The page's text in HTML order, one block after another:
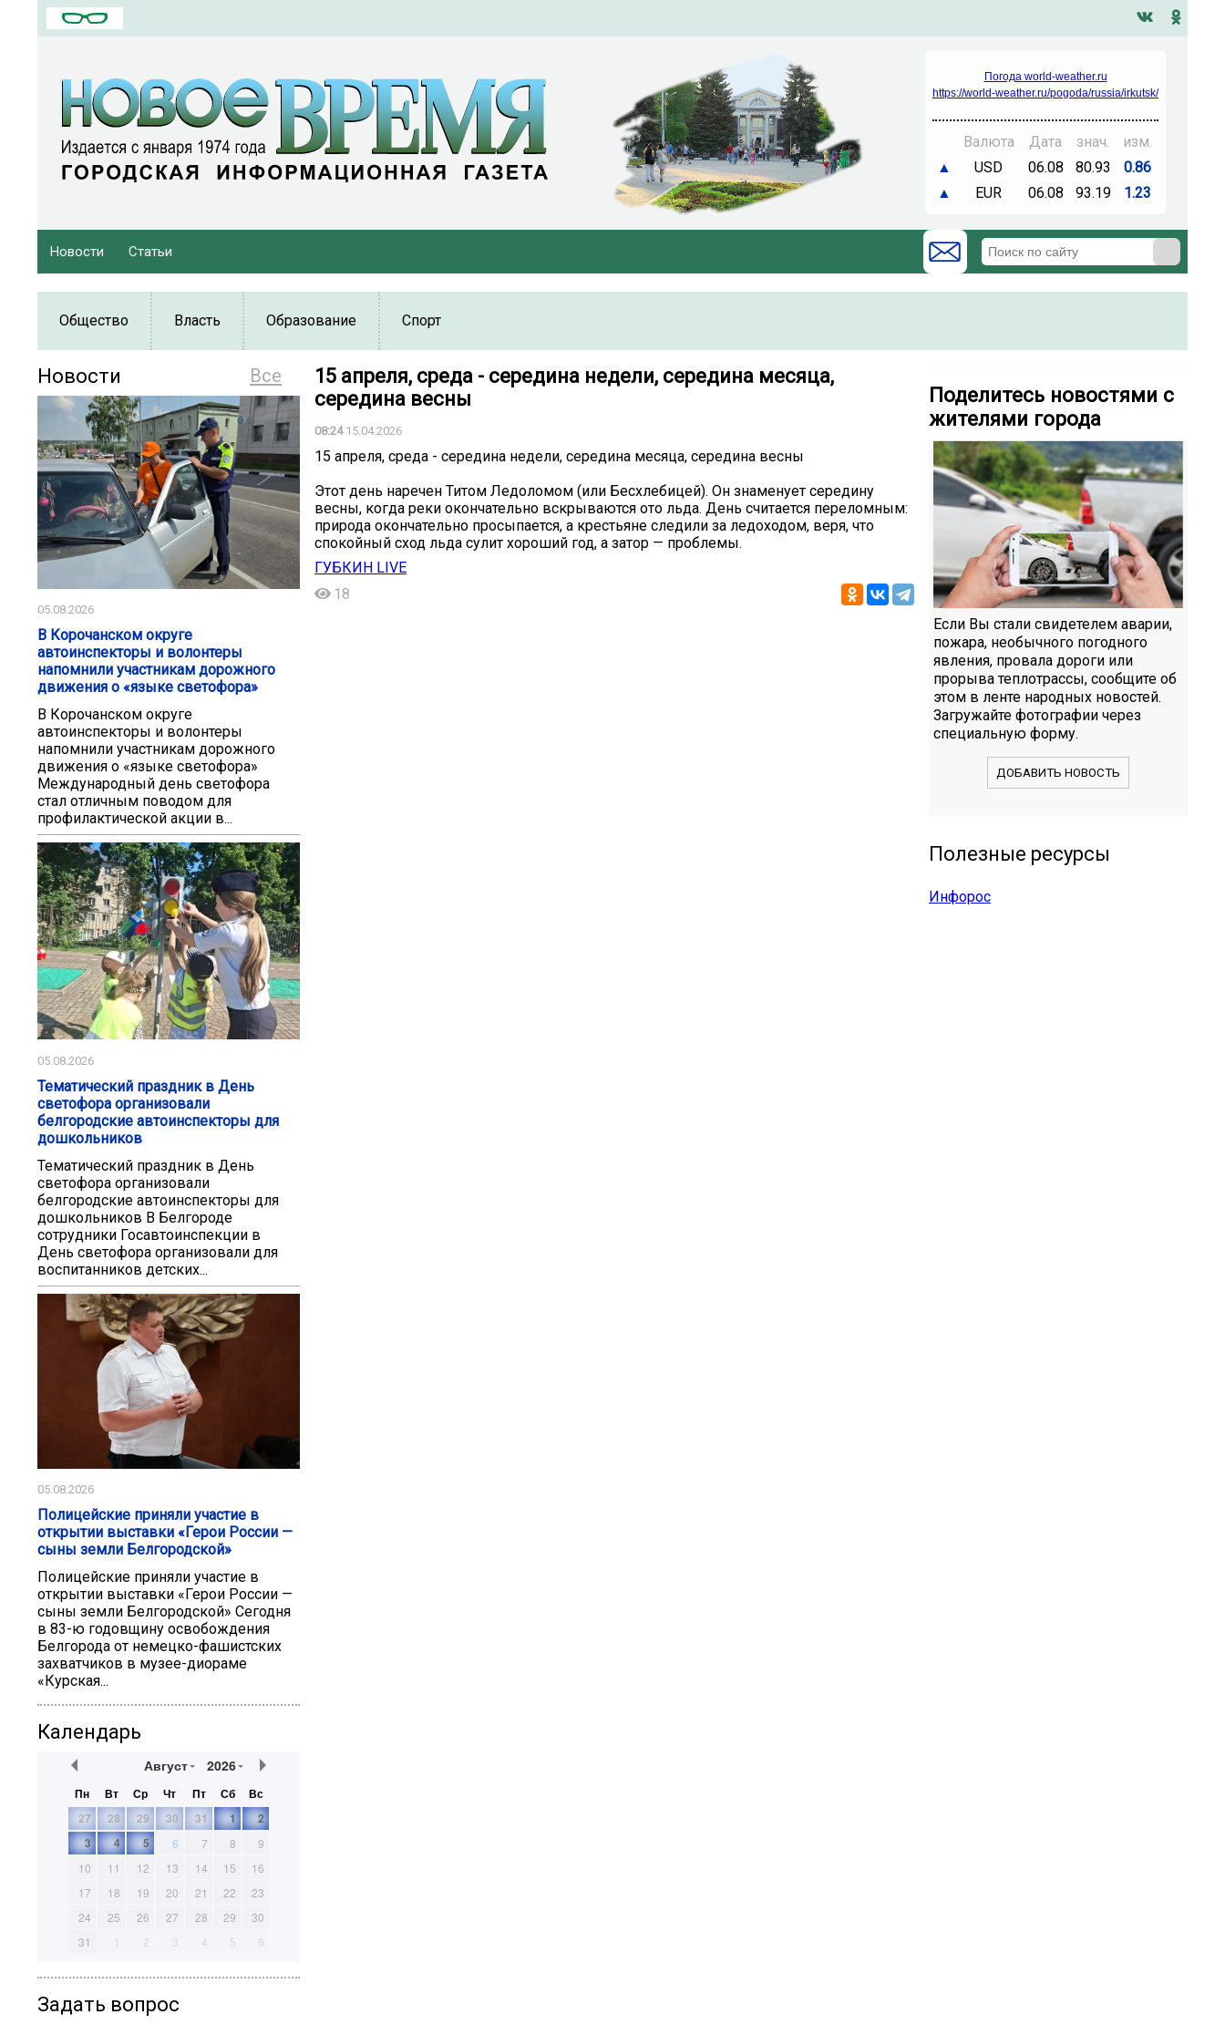
Погода world-weather.ru
https://world-weather.ru/pogoda/russia/irkutsk/
Валюта Дата знач.
изм.
▲
USD 06.08 80.93
0.86
▲
EUR 06.08 93.19 1.23
Новости Статьи
Общество Власть Образование Спорт
Все
Новости
05.08.2026
В Корочанском округе
автоинспекторы и волонтеры
напомнили участникам дорожного
движения о «языке светофора»
В Корочанском округе
автоинспекторы и волонтеры
напомнили участникам дорожного
движения о «языке светофора»
Международный день светофора
стал отличным поводом для
профилактической акции в...
05.08.2026
Тематический праздник в День
светофора организовали
белгородские автоинспекторы для
дошкольников
Тематический праздник в День
светофора организовали
белгородские автоинспекторы для
дошкольников В Белгороде
сотрудники Госавтоинспекции в
День светофора организовали для
воспитанников детских...
05.08.2026
Полицейские приняли участие в
открытии выставки «Герои России —
сыны земли Белгородской»
Полицейские приняли участие в
открытии выставки «Герои России —
сыны земли Белгородской» Сегодня
в 83-ю годовщину освобождения
Белгорода от немецко-фашистских
захватчиков в музее-диораме
«Курская...
Календарь
Август 2026
Пн Вт Ср Чт Пт Сб
Вс
27
28 29 30 31 1
2
3
4 5 6 7 8
9
10
11 12 13 14 15
16
17
18 19 20 21 22
23
24
25 26 27 28 29
30
31
1 2 3 4 5 6
Задать вопрос
15 апреля, среда - середина недели, середина месяца,
середина весны
08:2415.04.2026
15 апреля, среда - середина недели, середина месяца, середина весны
Этот день наречен Титом Ледоломом (или Бесхлебицей). Он знаменует середину
весны, когда реки окончательно вскрываются ото льда. День считается переломным:
природа окончательно просыпается, а крестьяне следили за ледоходом, веря, что
спокойный сход льда сулит хороший год, а затор — проблемы.
ГУБКИН LIVE
18
Поделитесь новостями с
жителями города
Если Вы стали свидетелем аварии,
пожара, необычного погодного
явления, провала дороги или
прорыва теплотрассы, сообщите об
этом в ленте народных новостей.
Загружайте фотографии через
специальную форму.
ДОБАВИТЬ НОВОСТЬ
Полезные ресурсы
Инфорос